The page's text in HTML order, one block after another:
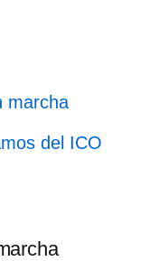
marcha
del ICO